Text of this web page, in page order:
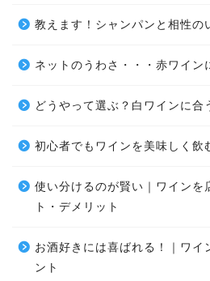
教えます！シャンパンと相性の
ネットのうわさ・・・赤ワイン
どうやって選ぶ？白ワインに合
初心者でもワインを美味しく飲
使い分けるのが賢い｜ワインを
ト・デメリット
お酒好きには喜ばれる！｜ワイ
ント